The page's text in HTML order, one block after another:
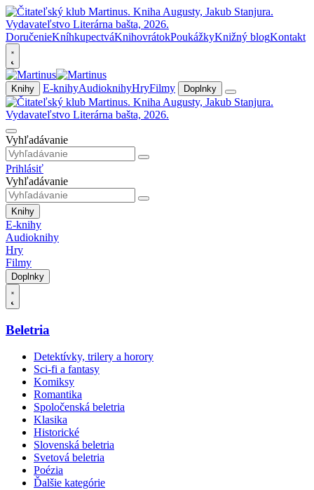
DoručenieKníhkupectváKnihovrátokPoukážkyKnižný blogKontakt
Knihy E-knihyAudioknihyHryFilmy Doplnky
Vyhľadávanie
Prihlásiť
Vyhľadávanie
Knihy
E-knihy
Audioknihy
Hry
Filmy
Doplnky
Beletria
Detektívky, trilery a horory
Sci-fi a fantasy
Komiksy
Romantika
Spoločenská beletria
Klasika
Historické
Slovenská beletria
Svetová beletria
Poézia
Ďalšie kategórie